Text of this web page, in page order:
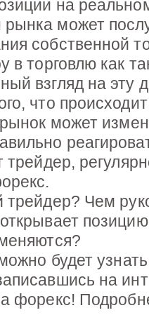
на
может
собственной
в торговлю как
взгляд на эту
что
может
трейдер,
Чем
будет
на
форекс!